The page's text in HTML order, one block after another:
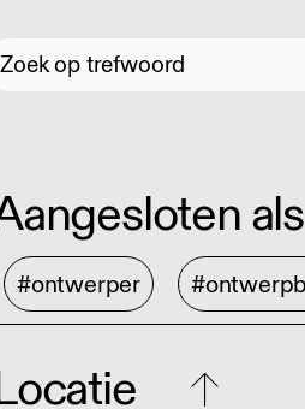
als
#ontwerper